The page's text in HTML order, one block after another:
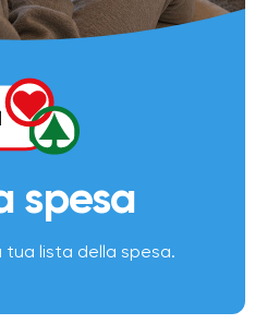
spesa
lista della spesa.